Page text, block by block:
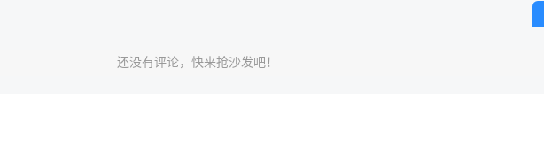
还没有评论，快来抢沙发吧！